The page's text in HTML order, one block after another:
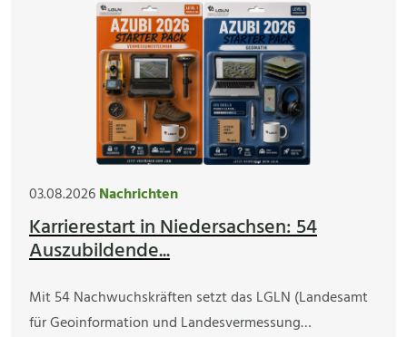
03.08.2026Nachrichten
Karrierestart in Niedersachsen: 54
Auszubildende...
Mit 54 Nachwuchskräften setzt das LGLN (Landesamt
für Geoinformation und Landesvermessung…